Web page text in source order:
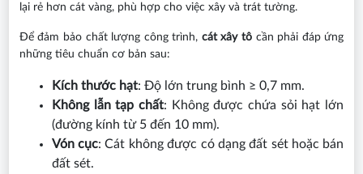
lại rẻ hơn cát vàng, phù hợp cho việc xây và trát tường.
Để đảm bảo chất lượng công trình, cát xây tôcần phải đáp ứng
những tiêu chuẩn cơ bản sau:
Kích thước hạt: Độ lớn trung bình ≥ 0,7 mm.
Không lẫn tạp chất: Không được chứa sỏi hạt lớn
(đường kính từ 5 đến 10 mm).
Vón cục: Cát không được có dạng đất sét hoặc bán
đất sét.